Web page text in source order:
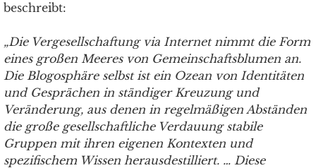
beschreibt:
„Die Vergesellschaftung via Internet nimmt die Form
eines großen Meeres von Gemeinschaftsblumen an.
Die Blogosphäre selbst ist ein Ozean von Identitäten
und Gesprächen in ständiger Kreuzung und
Veränderung, aus denen in regelmäßigen Abständen
die große gesellschaftliche Verdauung stabile
Gruppen mit ihren eigenen Kontexten und
spezifischem Wissen herausdestilliert. … Diese